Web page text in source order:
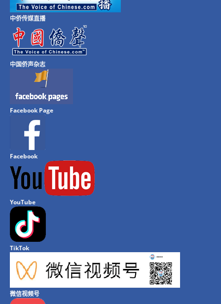
中侨传媒直播
中国侨声杂志
Facebook Page
Facebook
YouTube
TikTok
微信视频号